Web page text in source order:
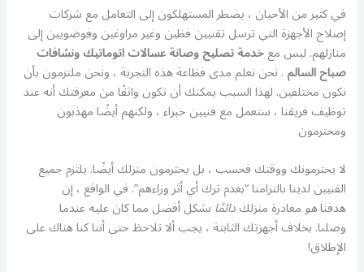
في كثير من الأحيان ، يضطر المستهلكون إلى التعامل مع شركات
إصلاح الأجهزة التي ترسل تقنيين فظين وغير مراوغين وفوضويين إلى
منازلهم. ليس معخدمة تصليح وصانة عسالات اتوماتيك ونشافات
صباح السالم. نحن نعلم مدى فظاعة هذه التجربة ، ونحن ملتزمون بأن
نكون مختلفين. لهذا السبب يمكنك أن تكون واثقًا من معرفتك أنه عند
توظيف فريقنا ، ستعمل مع فنيين خبراء ، ولكنهم أيضًا مهذبون
ومحترمون
لا يحترمونك ووقتك فحسب ، بل يحترمون منزلك أيضًا. يلتزم جميع
الفنيين لدينا بالتزامنا “بعدم ترك أي أثر وراءهم”. في الواقع ، إن
هدفناهومغادرة منزلكدائمًا بشكل أفضل مما كان عليه عندما
وصلنا. بخلاف أجهزتك الثابتة ، يجب ألا تلاحظ حتى أننا كنا هناك على
الإطلاق!